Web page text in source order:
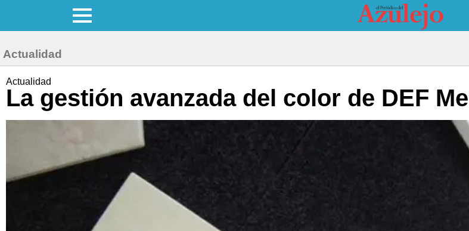
Actualidad
Actualidad
La gestión avanzada del color de DEF